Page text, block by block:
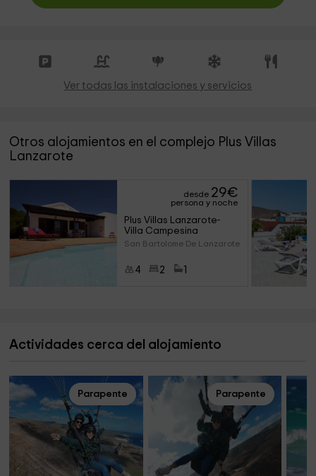
Ver todas las instalaciones y servicios
Otros alojamientos en el complejo Plus Villas
Lanzarote
desde 29€
persona y noche
Plus Villas Lanzarote-
Villa Campesina
San Bartolome De Lanzarote (La
4 2
Actividades cerca del alojamiento
Parapente Parapente